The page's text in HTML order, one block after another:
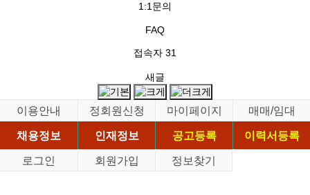
1:1문의
FAQ
접속자 31
새글
이용안내 정회원신청 마이페이지
매매/임대
채용정보
인재정보 공고등록
이력서등록
로그인
회원가입 정보찾기